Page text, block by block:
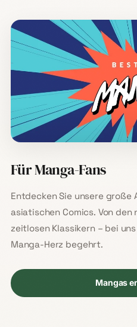
Für Manga-Fans
Entdecken Sie unsere große
asiatischen Comics. Von den
zeitlosen Klassikern – bei
Manga-Herz begehrt.
Mangas